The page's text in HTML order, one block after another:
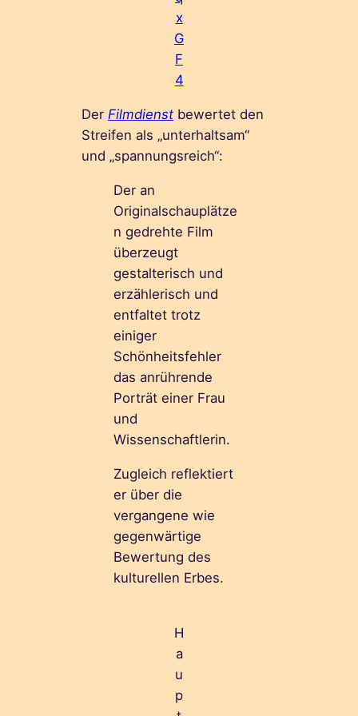
x
G
F
4
DerFilmdienst bewertet den
Streifen als „unterhaltsam“
und „spannungsreich“:
Der an
Originalschauplätze
n gedrehte Film
überzeugt
gestalterisch und
erzählerisch und
entfaltet trotz
einiger
Schönheitsfehler
das anrührende
Porträt einer Frau
und
Wissenschaftlerin.
Zugleich reflektiert
er über die
vergangene wie
gegenwärtige
Bewertung des
kulturellen Erbes.
H
a
u
p